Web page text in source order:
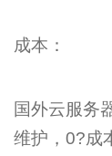
成本：
国外云服务
维护，0?成